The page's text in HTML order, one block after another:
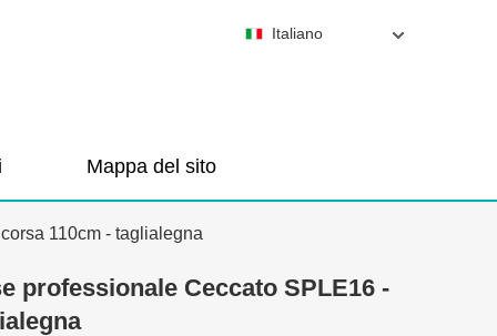
Mappa del sito
Italiano
110cm - taglialegna
professionale Ceccato SPLE16 -